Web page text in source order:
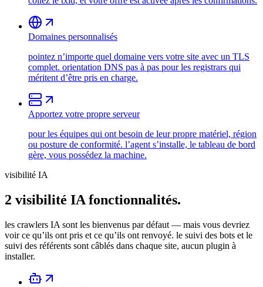
Domaines personnalisés
pointez n’importe quel domaine vers votre site avec un TLS
complet. orientation DNS pas à pas pour les registrars qui
méritent d’être pris en charge.
Apportez votre propre serveur
pour les équipes qui ont besoin de leur propre matériel, région
ou posture de conformité. l’agent s’installe, le tableau de bord
gère, vous possédez la machine.
visibilité IA
2 visibilité IA fonctionnalités.
les crawlers IA sont les bienvenus par défaut — mais vous devriez
voir ce qu’ils ont pris et ce qu’ils ont renvoyé. le suivi des bots et le
suivi des référents sont câblés dans chaque site, aucun plugin à
installer.